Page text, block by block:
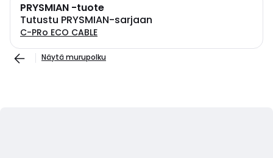
PRYSMIAN -tuote
Tutustu PRYSMIAN-sarjaan
C-PRo ECO CABLE
Näytä murupolku